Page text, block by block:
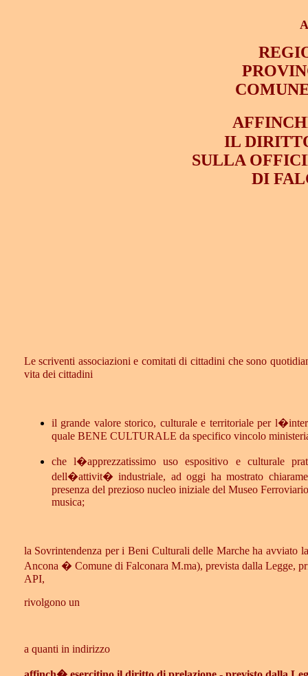
IL
SULLA
DI
Le scriventi associazioni e comitati di cittadini che sono
vita dei cittadini
il grande valore storico, culturale e territoriale per
quale BENE CULTURALE da specifico vincolo
che l�apprezzatissimo uso espositivo e culturale
dell�attivit� industriale, ad oggi ha mostrato
presenza del prezioso nucleo iniziale del Museo
musica;
la Sovrintendenza per i Beni Culturali delle Marche ha
Ancona � Comune di Falconara M.ma), prevista dalla Legge,
API,
rivolgono un
a quanti in indirizzo